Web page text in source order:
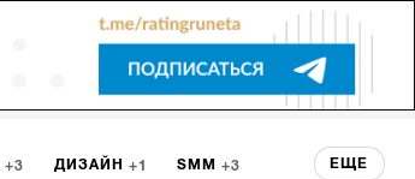
3 ДИЗАЙН 1 SMM 3 ЕЩЕ